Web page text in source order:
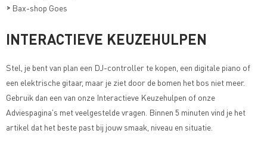
> Bax-shop Goes
INTERACTIEVE KEUZEHULPEN
Stel, je bent van plan een DJ-controller te kopen, een digitale piano of
een elektrische gitaar, maar je ziet door de bomen het bos niet meer.
Gebruik dan een van onze Interactieve Keuzehulpen of onze
Adviespagina's met veelgestelde vragen . Binnen 5 minuten vind je het
artikel dat het beste past bij jouw smaak, niveau en situatie.